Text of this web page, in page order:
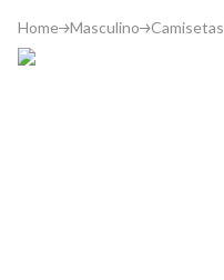
Home Masculino Camisetas